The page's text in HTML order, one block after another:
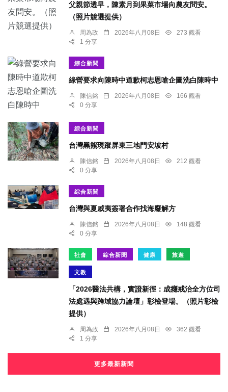
父親節透早，陳素月到果菜市場向農友問安。
（照片競選提供）
周為政 2026年八月08日
273 觀看
1 分享
綜合新聞
綠營要求向陳時中道歉柯志恩嗆企圖洗白陳時中
陳信銘 2026年八月08日
166 觀看
0 分享
綜合新聞
台灣黑熊現蹤屏東三地門安坡村
陳信銘 2026年八月08日
212 觀看
0 分享
綜合新聞
台灣與夏威夷簽署合作找海廢解方
陳信銘 2026年八月08日
148 觀看
0 分享
社會 綜合新聞 健康 旅遊
文教
「2026醫法共構，實證新徑：成癮戒治全方位司
法處遇與跨域協力論壇」彰檢登場。（照片彰檢
提供）
周為政 2026年八月08日
362 觀看
1 分享
更多最新新聞